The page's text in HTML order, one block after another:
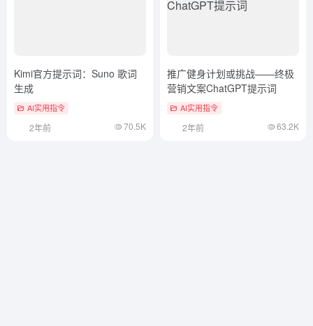
Kimi官方提示词：Suno 歌词
生成
AI实用指令
2年前 70.5K
推广健身计划或挑战——终极
营销文案ChatGPT提示词
AI实用指令
2年前 63.2K